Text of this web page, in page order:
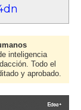
inteligencia
Todo el
y aprobado.